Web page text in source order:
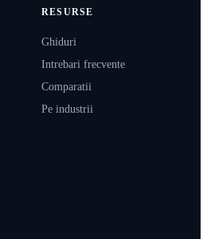
RESURSE
Ghiduri
Intrebari frecvente
Comparatii
Pe industrii